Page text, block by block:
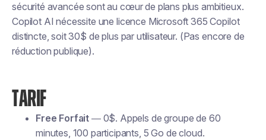
sécurité avancée sont au cœur de plans plus ambitieux.
Copilot AI nécessite une licence Microsoft 365 Copilot
distincte, soit 30$ de plus par utilisateur. (Pas encore de
réduction publique).
TARIF
Free Forfait — 0$. Appels de groupe de 60
minutes, 100 participants, 5 Go de cloud.